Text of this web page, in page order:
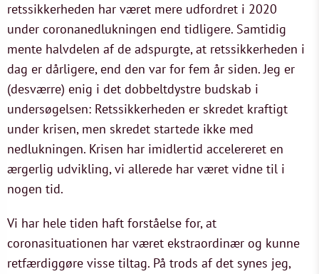
retssikkerheden har været mere udfordret i 2020
under coronanedlukningen end tidligere. Samtidig
mente halvdelen af de adspurgte, at retssikkerheden i
dag er dårligere, end den var for fem år siden. Jeg er
(desværre) enig i det dobbeltdystre budskab i
undersøgelsen: Retssikkerheden er skredet kraftigt
under krisen, men skredet startede ikke med
nedlukningen. Krisen har imidlertid accelereret en
ærgerlig udvikling, vi allerede har været vidne til i
nogen tid.
Vi har hele tiden haft forståelse for, at
coronasituationen har været ekstraordinær og kunne
retfærdiggøre visse tiltag. På trods af det synes jeg,